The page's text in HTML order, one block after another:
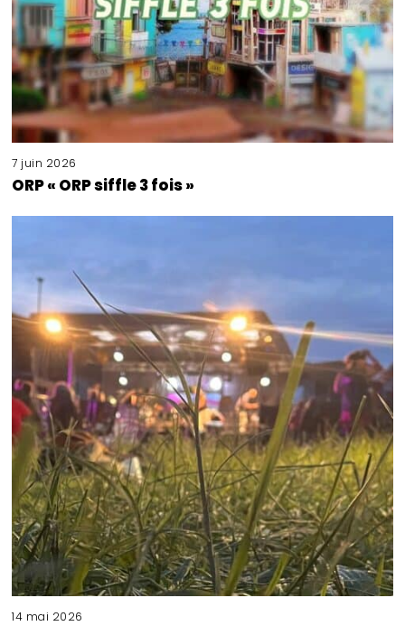
7 juin 2026
ORP « ORP siffle 3 fois »
14 mai 2026